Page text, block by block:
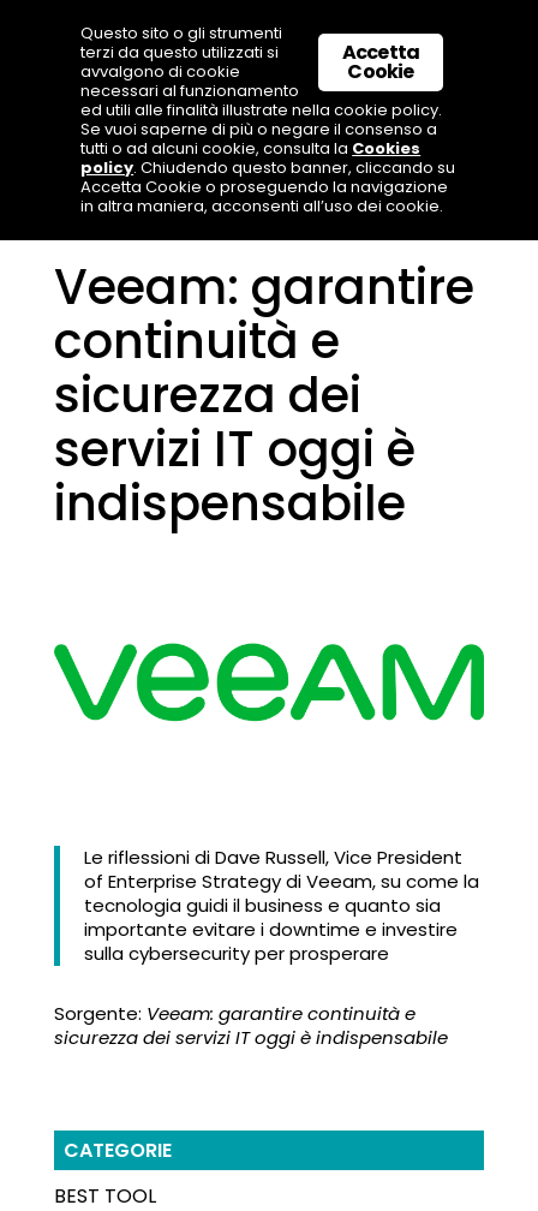
Veeam: garantire
continuità e
sicurezza dei
servizi IT oggi è
indispensabile
Le riflessioni di Dave Russell, Vice President
of Enterprise Strategy di Veeam, su come la
tecnologia guidi il business e quanto sia
importante evitare i downtime e investire
sulla cybersecurity per prosperare
Sorgente: Veeam: garantire continuità e
sicurezza dei servizi IT oggi è indispensabile
CATEGORIE
BEST TOOL
Accetta
Cookie
Questo sito o gli strumenti
terzi da questo utilizzati si
avvalgono di cookie
necessari al funzionamento
ed utili alle finalità illustrate nella cookie policy.
Se vuoi saperne di più o negare il consenso a
tutti o ad alcuni cookie, consulta la Cookies
policy. Chiudendo questo banner, cliccando su
Accetta Cookie o proseguendo la navigazione
in altra maniera, acconsenti all’uso dei cookie.